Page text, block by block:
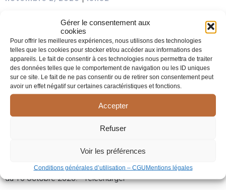
Gérer le consentement aux
cookies
Pour offrir les meilleures expériences, nous utilisons des technologies
telles que les cookies pour stocker et/ou accéder aux informations des
appareils. Le fait de consentir à ces technologies nous permettra de traiter
des données telles que le comportement de navigation ou les ID uniques
sur ce site. Le fait de ne pas consentir ou de retirer son consentement peut
avoir un effet négatif sur certaines caractéristiques et fonctions.
Accepter
Refuser
Voir les préférences
Conditions générales d’utilisation – CGUMentions légales
Prévention du suicide à la maison de santé de DIgoin
Découvrez l’article paru sur le JSL (journal de Saône et Loire)
du 16 octobre 2020. Télécharger